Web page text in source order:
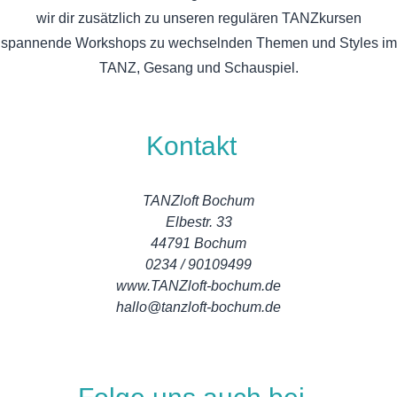
wir dir zusätzlich zu unseren regulären TANZkursen
spannende Workshops zu wechselnden Themen und Styles im
TANZ, Gesang und Schauspiel.
Kontakt
TANZloft Bochum
Elbestr. 33
44791 Bochum
0234 / 90109499
www.TANZloft-bochum.de
hallo@tanzloft-bochum.de